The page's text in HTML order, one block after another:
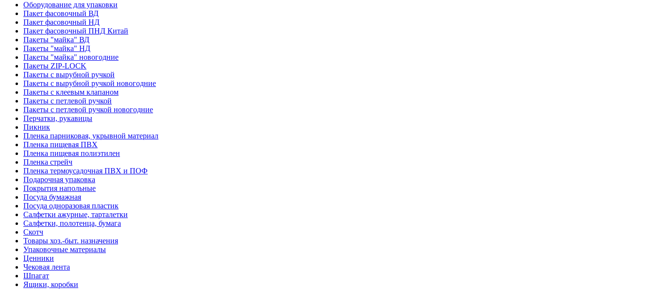
Оборудование для упаковки
Пакет фасовочный ВД
Пакет фасовочный НД
Пакет фасовочный ПНД Китай
Пакеты "майка" ВД
Пакеты "майка" НД
Пакеты "майка" новогодние
Пакеты ZIP-LOCK
Пакеты с вырубной ручкой
Пакеты с вырубной ручкой новогодние
Пакеты с клеевым клапаном
Пакеты с петлевой ручкой
Пакеты с петлевой ручкой новогодние
Перчатки, рукавицы
Пикник
Пленка парниковая, укрывной материал
Пленка пищевая ПВХ
Пленка пищевая полиэтилен
Пленка стрейч
Пленка термоусадочная ПВХ и ПОФ
Подарочная упаковка
Покрытия напольные
Посуда бумажная
Посуда одноразовая пластик
Салфетки ажурные, тарталетки
Салфетки, полотенца, бумага
Скотч
Товары хоз.-быт. назначения
Упаковочные материалы
Ценники
Чековая лента
Шпагат
Ящики, коробки